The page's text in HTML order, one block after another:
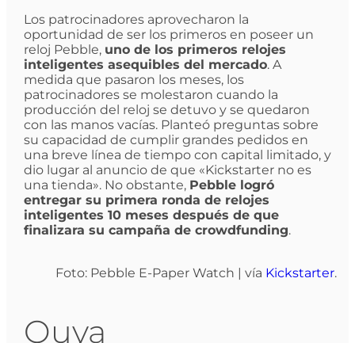
Los patrocinadores aprovecharon la
oportunidad de ser los primeros en poseer un
reloj Pebble, uno de los primeros relojes
inteligentes asequibles del mercado. A
medida que pasaron los meses, los
patrocinadores se molestaron cuando la
producción del reloj se detuvo y se quedaron
con las manos vacías. Planteó preguntas sobre
su capacidad de cumplir grandes pedidos en
una breve línea de tiempo con capital limitado, y
dio lugar al anuncio de que «Kickstarter no es
una tienda». No obstante, Pebble logró
entregar su primera ronda de relojes
inteligentes 10 meses después de que
finalizara su campaña de crowdfunding.
Foto: Pebble E-Paper Watch | vía Kickstarter.
Ouya